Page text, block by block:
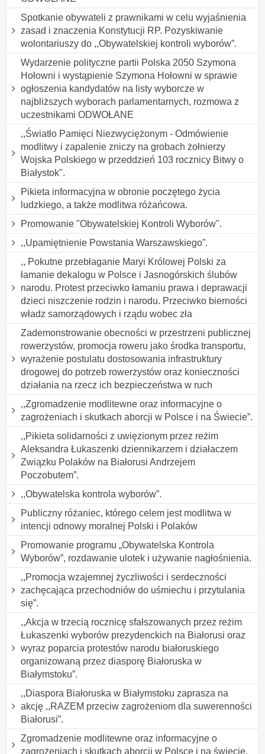
Spotkanie obywateli z prawnikami w celu wyjaśnienia
zasad i znaczenia Konstytucji RP. Pozyskiwanie
wolontariuszy do ,,Obywatelskiej kontroli wyborów”.
Wydarzenie polityczne partii Polska 2050 Szymona
Hołowni i wystąpienie Szymona Hołowni w sprawie
ogłoszenia kandydatów na listy wyborcze w
najbliższych wyborach parlamentarnych, rozmowa z
uczestnikami ODWOŁANE
,,Światło Pamięci Niezwyciężonym - Odmówienie
modlitwy i zapalenie zniczy na grobach żołnierzy
Wojska Polskiego w przeddzień 103 rocznicy Bitwy o
Białystok".
Pikieta informacyjna w obronie poczętego życia
ludzkiego, a także modlitwa różańcowa.
Promowanie "Obywatelskiej Kontroli Wyborów".
,,Upamiętnienie Powstania Warszawskiego”.
,, Pokutne przebłaganie Maryi Królowej Polski za
łamanie dekalogu w Polsce i Jasnogórskich ślubów
narodu. Protest przeciwko łamaniu prawa i deprawacji
dzieci niszczenie rodzin i narodu. Przeciwko bierności
władz samorządowych i rządu wobec zła
Zademonstrowanie obecności w przestrzeni publicznej
rowerzystów, promocja roweru jako środka transportu,
wyrażenie postulatu dostosowania infrastruktury
drogowej do potrzeb rowerzystów oraz konieczności
działania na rzecz ich bezpieczeństwa w ruch
,,Zgromadzenie modlitewne oraz informacyjne o
zagrożeniach i skutkach aborcji w Polsce i na Świecie”.
,,Pikieta solidarności z uwięzionym przez reżim
Aleksandra Łukaszenki dziennikarzem i działaczem
Związku Polaków na Białorusi Andrzejem
Poczobutem”.
,,Obywatelska kontrola wyborów”.
Publiczny różaniec, którego celem jest modlitwa w
intencji odnowy moralnej Polski i Polaków
Promowanie programu „Obywatelska Kontrola
Wyborów”, rozdawanie ulotek i używanie nagłośnienia.
,,Promocja wzajemnej życzliwości i serdeczności
zachęcająca przechodniów do uśmiechu i przytulania
się”.
,,Akcja w trzecią rocznicę sfałszowanych przez reżim
Łukaszenki wyborów prezydenckich na Białorusi oraz
wyraz poparcia protestów narodu białoruskiego
organizowaną przez diasporę Białoruska w
Białymstoku”.
,,Diaspora Białoruska w Białymstoku zaprasza na
akcję ,,RAZEM przeciw zagrożeniom dla suwerenności
Białorusi”.
Zgromadzenie modlitewne oraz informacyjne o
zagrożeniach i skutkach aborcji w Polsce i na świecie.